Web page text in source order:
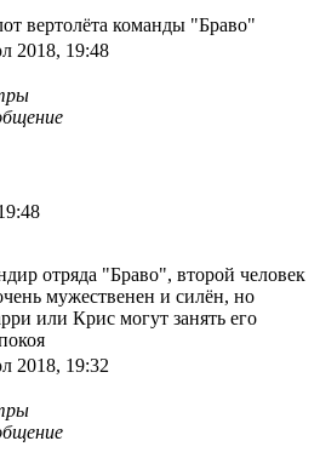
вертолёта команды "Браво"
2018, 19:48
отряда "Браво", второй человек
мужественен и силён, но
или Крис могут занять его
2018, 19:32